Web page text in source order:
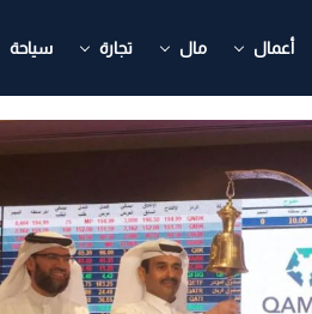
أعمال مال تجارة سياحة